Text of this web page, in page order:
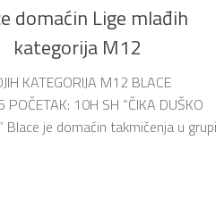
domaćin Lige mlađih
kategorija M12
KATEGORIJA M12 BLACE
10H SH “ČIKA DUŠKO
Blace je domaćin takmičenja u grupi